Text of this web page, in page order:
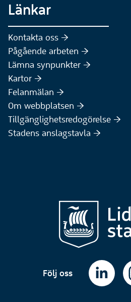
Länkar
Kontakta oss :höger:
Pågående arbeten :höger:
Lämna synpunkter :höger:
Kartor :höger:
Felanmälan :höger:
Om webbplatsen :höger:
Tillgänglighetsredogörelse :höger:
Stadens anslagstavla :höger:
Följ oss